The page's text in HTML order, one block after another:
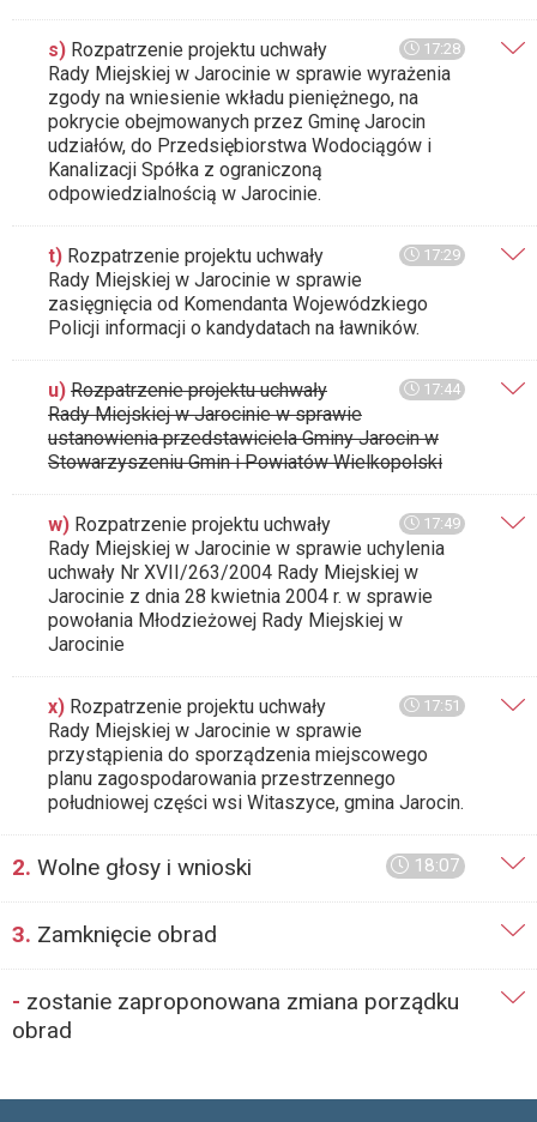
17:28
s) Rozpatrzenie projektu uchwały
Rady Miejskiej w Jarocinie w sprawie wyrażenia
zgody na wniesienie wkładu pieniężnego, na
pokrycie obejmowanych przez Gminę Jarocin
udziałów, do Przedsiębiorstwa Wodociągów i
Kanalizacji Spółka z ograniczoną
odpowiedzialnością w Jarocinie.
17:29
t) Rozpatrzenie projektu uchwały
Rady Miejskiej w Jarocinie w sprawie
zasięgnięcia od Komendanta Wojewódzkiego
Policji informacji o kandydatach na ławników.
17:44
u) Rozpatrzenie projektu uchwały
Rady Miejskiej w Jarocinie w sprawie
ustanowienia przedstawiciela Gminy Jarocin w
Stowarzyszeniu Gmin i Powiatów Wielkopolski
17:49
w) Rozpatrzenie projektu uchwały
Rady Miejskiej w Jarocinie w sprawie uchylenia
uchwały Nr XVII/263/2004 Rady Miejskiej w
Jarocinie z dnia 28 kwietnia 2004 r. w sprawie
powołania Młodzieżowej Rady Miejskiej w
Jarocinie
17:51
x) Rozpatrzenie projektu uchwały
Rady Miejskiej w Jarocinie w sprawie
przystąpienia do sporządzenia miejscowego
planu zagospodarowania przestrzennego
południowej części wsi Witaszyce, gmina Jarocin.
18:07
2. Wolne głosy i wnioski
3. Zamknięcie obrad
- zostanie zaproponowana zmiana porządku
obrad